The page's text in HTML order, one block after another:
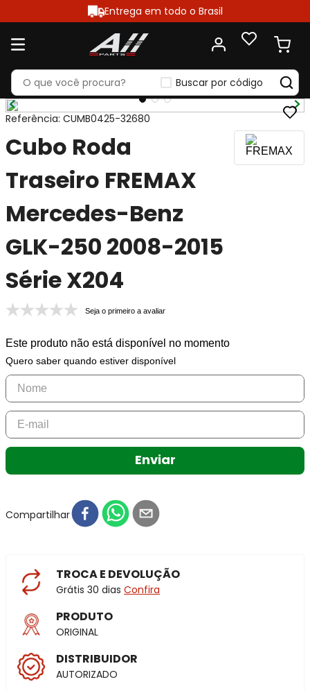
Entrega em todo o Brasil
Buscar por código
Referência: CUMB0425-32680
Cubo Roda
Traseiro FREMAX
Mercedes-Benz
GLK-250 2008-2015
Série X204
Seja o primeiro a avaliar
Este produto não está disponível no momento
Quero saber quando estiver disponível
Enviar
Compartilhar
TROCA E DEVOLUÇÃO
Grátis 30 dias Confira
PRODUTO
ORIGINAL
DISTRIBUIDOR
AUTORIZADO